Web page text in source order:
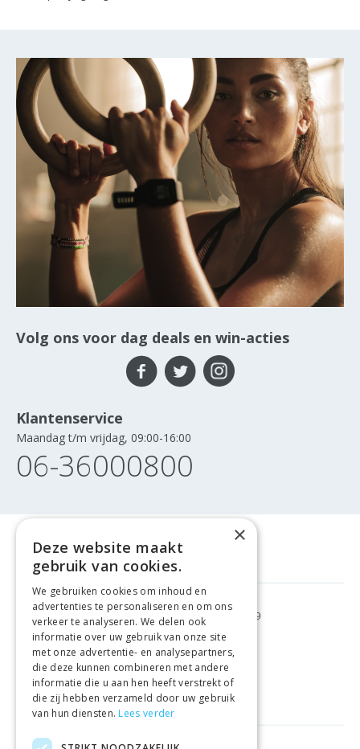
Volg ons voor dag deals en win-acties
Klantenservice
Maandag t/m vrijdag, 09:00-16:00
06-36000800
GRATIS VERZENDING VANAF €99
GEMAKKELIJKRETOURNEREN
LAAGSTEPRIJSGARANTIE
×
Deze website maakt
gebruik van cookies.
We gebruiken cookies om inhoud en
advertenties te personaliseren en om ons
verkeer te analyseren. We delen ook
informatie over uw gebruik van onze site
met onze advertentie- en analysepartners,
die deze kunnen combineren met andere
informatie die u aan hen heeft verstrekt of
die zij hebben verzameld door uw gebruik
van hun diensten. Lees verder